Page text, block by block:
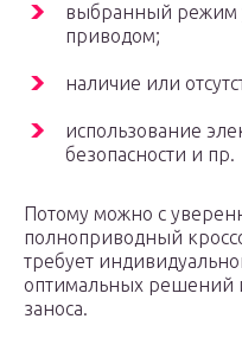
выбранный режим
приводом;
наличие или
использование
безопасности и пр.
Потому можно с
полноприводный
требует
оптимальных решений
заноса.